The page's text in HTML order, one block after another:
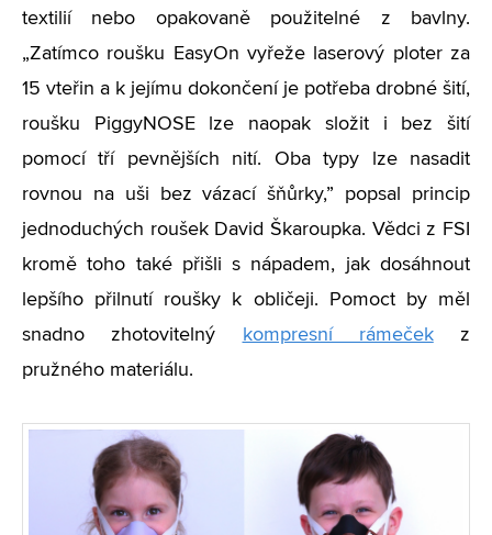
textilií nebo opakovaně použitelné z bavlny.
„Zatímco roušku EasyOn vyřeže laserový ploter za
15 vteřin a k jejímu dokončení je potřeba drobné šití,
roušku PiggyNOSE lze naopak složit i bez šití
pomocí tří pevnějších nití. Oba typy lze nasadit
rovnou na uši bez vázací šňůrky,” popsal princip
jednoduchých roušek David Škaroupka. Vědci z FSI
kromě toho také přišli s nápadem, jak dosáhnout
lepšího přilnutí roušky k obličeji. Pomoct by měl
snadno zhotovitelný
kompresní rámečekz
pružného materiálu.